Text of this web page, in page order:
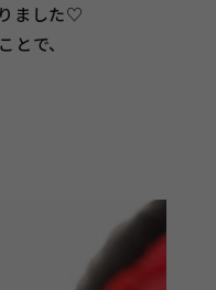
ました♡
で、